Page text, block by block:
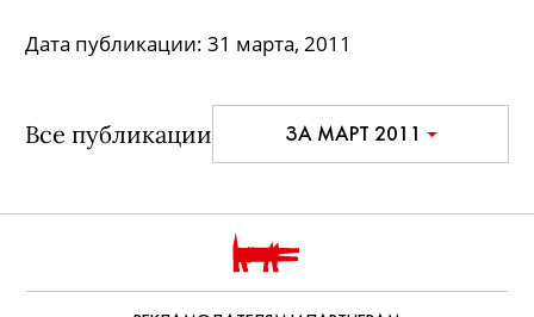
Дата публикации: 31 марта, 2011
Все публикации ЗА МАРТ 2011